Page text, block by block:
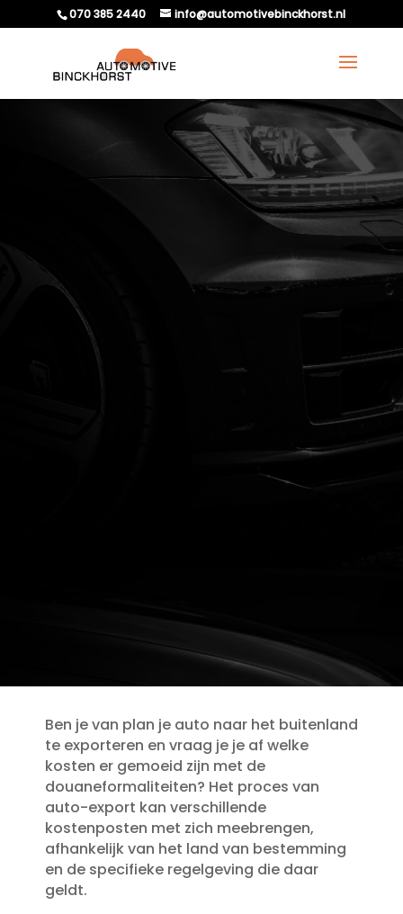
070 385 2440 info@automotivebinckhorst.nl
WAT ZIJN DE KOSTEN
VAN
DOUANEFORMALITEITEN
BIJ AUTO-EXPORT?
Ben je van plan je auto naar het buitenland
te exporteren en vraag je je af welke
kosten er gemoeid zijn met de
douaneformaliteiten? Het proces van
auto-export kan verschillende
kostenposten met zich meebrengen,
afhankelijk van het land van bestemming
en de specifieke regelgeving die daar
geldt.​